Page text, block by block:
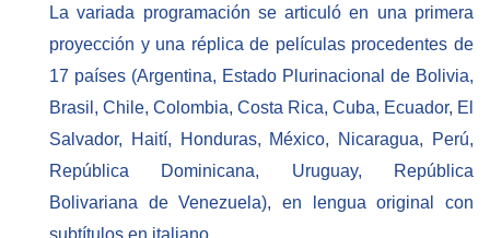
La variada programación se articuló en una primera
proyección y una réplica de películas procedentes de
17 países (Argentina, Estado Plurinacional de Bolivia,
Brasil, Chile, Colombia, Costa Rica, Cuba, Ecuador, El
Salvador, Haití, Honduras, México, Nicaragua, Perú,
República Dominicana, Uruguay, República
Bolivariana de Venezuela), en lengua original con
subtítulos en italiano.